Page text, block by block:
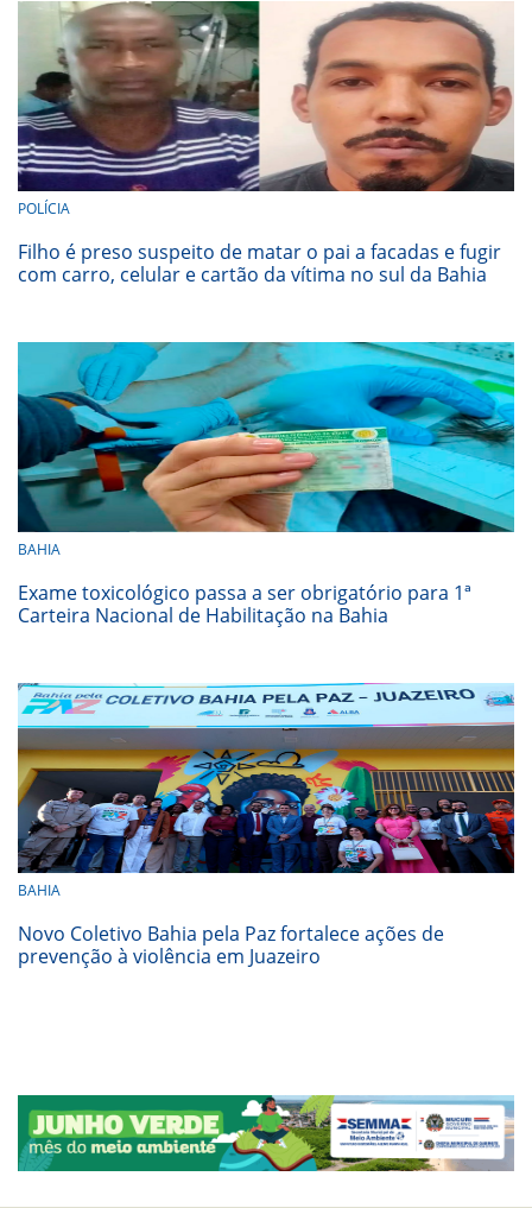
POLÍCIA
Filho é preso suspeito de matar o pai a facadas e fugir
com carro, celular e cartão da vítima no sul da Bahia
BAHIA
Exame toxicológico passa a ser obrigatório para 1ª
Carteira Nacional de Habilitação na Bahia
BAHIA
Novo Coletivo Bahia pela Paz fortalece ações de
prevenção à violência em Juazeiro